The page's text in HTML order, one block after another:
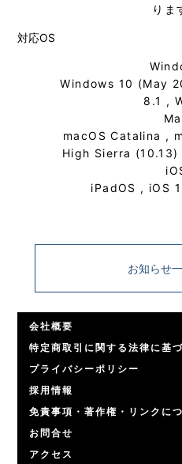
りま
対応OS
Windows 10 (May
8.1 ,
macOS Catalina ,
High Sierra (10.13)
iPadOS , iOS
お知らせ
会社概要
特定商取引に関する法律に基
プライバシーポリシー
採用情報
免責事項・著作権・リンクに
お問合せ
アクセス